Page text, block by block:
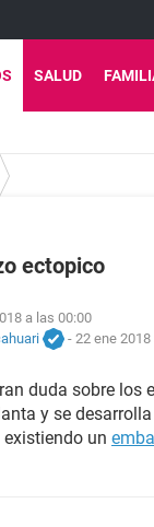
SALUD
ectopico
a las 00:00
- 22 ene
duda sobre los
y se
un